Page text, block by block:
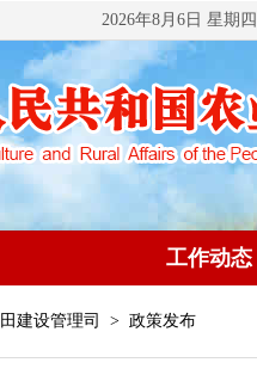
2026年8月6日 星期
工作动态
建设管理司 > 政策发布